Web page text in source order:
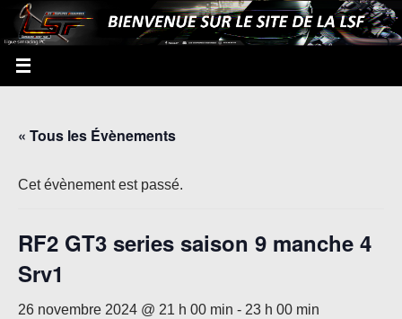
« Tous les Évènements
Cet évènement est passé.
RF2 GT3 series saison 9 manche 4
Srv1
26 novembre 2024 @ 21 h 00 min - 23 h 00 min